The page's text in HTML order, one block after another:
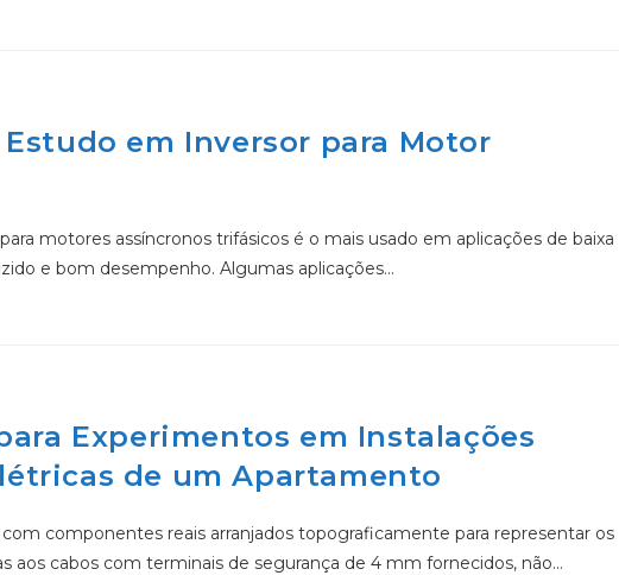
Estudo em Inversor para Motor
motores assíncronos trifásicos é o mais usado em aplicações de baixa
e bom desempenho. Algumas aplicações…
Experimentos em Instalações
de um Apartamento
componentes reais arranjados topograficamente para representar os
aos cabos com terminais de segurança de 4 mm fornecidos, não…